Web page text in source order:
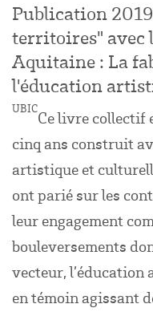
Publication
territoires" avec
Aquitaine : La
l'éducation
UBICCe livre collectif
cinq ans construit
artistique et
ont parié sur les
leur engagement
bouleversements
vecteur, l’éducation
en témoin agissant